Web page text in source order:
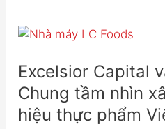
Excelsior Capital
Chung tầm nhìn
hiệu thực phẩm
Excelsior
và
LC
Foods:
Chung